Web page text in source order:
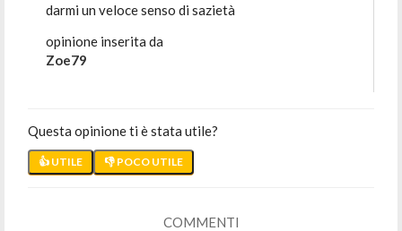
darmi un veloce senso di sazietà
opinione inserita da
Zoe79
Questa opinione ti è stata utile?
👍 UTILE 👎 POCO UTILE
COMMENTI